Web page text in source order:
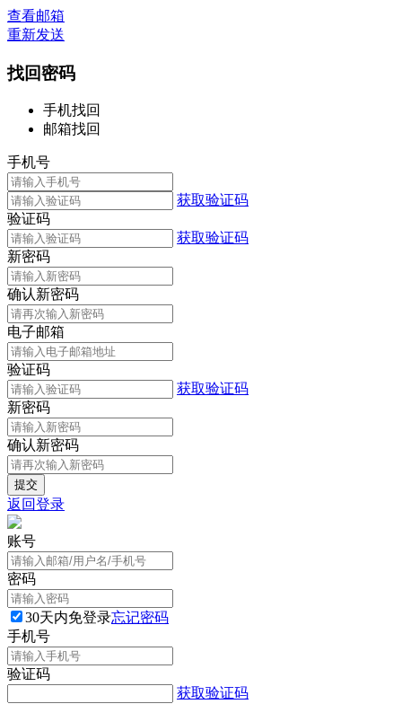
查看邮箱
重新发送
找回密码
手机找回
邮箱找回
手机号
获取验证码
验证码
获取验证码
新密码
确认新密码
电子邮箱
验证码
获取验证码
新密码
确认新密码
返回登录
账号
密码
30天内免登录忘记密码
手机号
验证码
获取验证码